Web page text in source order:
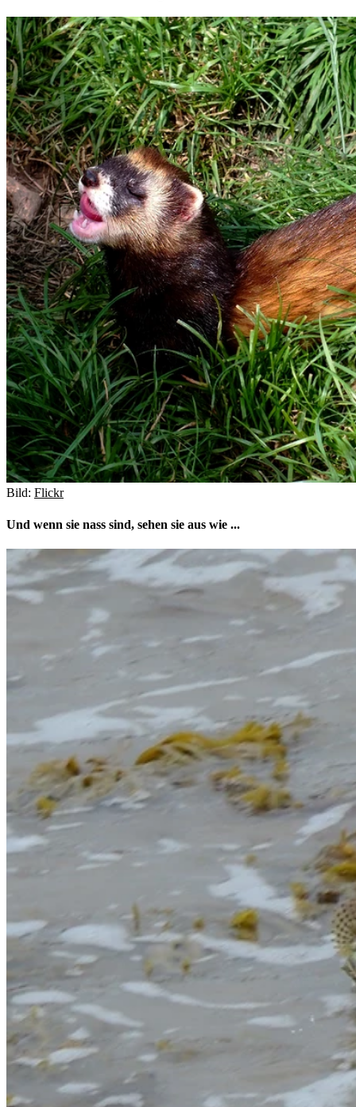
Bild: Flickr
Und wenn sie nass sind, sehen sie aus wie ...